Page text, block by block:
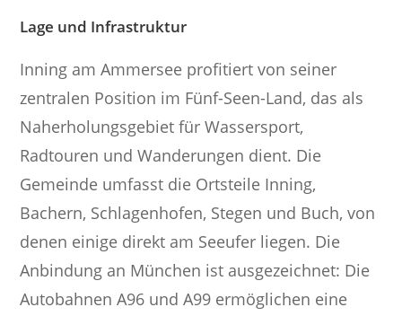
Lage und Infrastruktur
Inning am Ammersee profitiert von seiner
zentralen Position im Fünf-Seen-Land, das als
Naherholungsgebiet für Wassersport,
Radtouren und Wanderungen dient. Die
Gemeinde umfasst die Ortsteile Inning,
Bachern, Schlagenhofen, Stegen und Buch, von
denen einige direkt am Seeufer liegen. Die
Anbindung an München ist ausgezeichnet: Die
Autobahnen A96 und A99 ermöglichen eine